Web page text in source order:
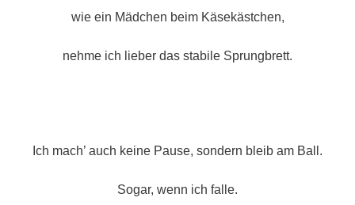
wie ein Mädchen beim Käsekästchen,
nehme ich lieber das stabile Sprungbrett.
Ich mach’ auch keine Pause, sondern bleib am Ball.
Sogar, wenn ich falle.